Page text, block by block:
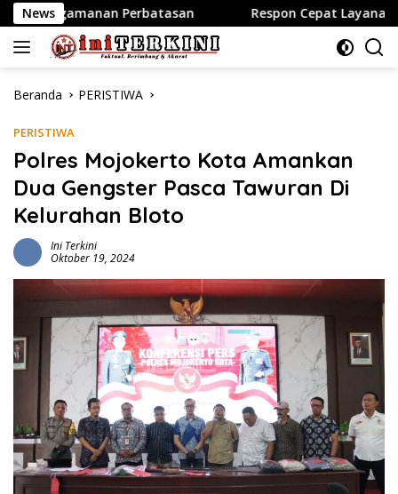
Langsung
ke
konten
News Respon Cepat Layanan Call Center 110:
Beranda PERISTIWA
PERISTIWA
Polres Mojokerto Kota Amankan
Dua Gengster Pasca Tawuran Di
Kelurahan Bloto
Ini Terkini
Oktober 19, 2024